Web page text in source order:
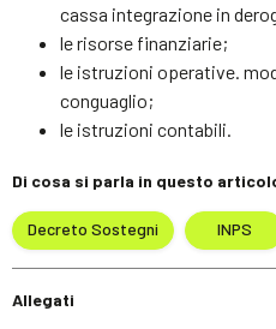
cassa integrazione in
le risorse finanziarie;
le istruzioni operative.
conguaglio;
le istruzioni contabili.
Di cosa si parla in questo
Decreto Sostegni INPS
Allegati